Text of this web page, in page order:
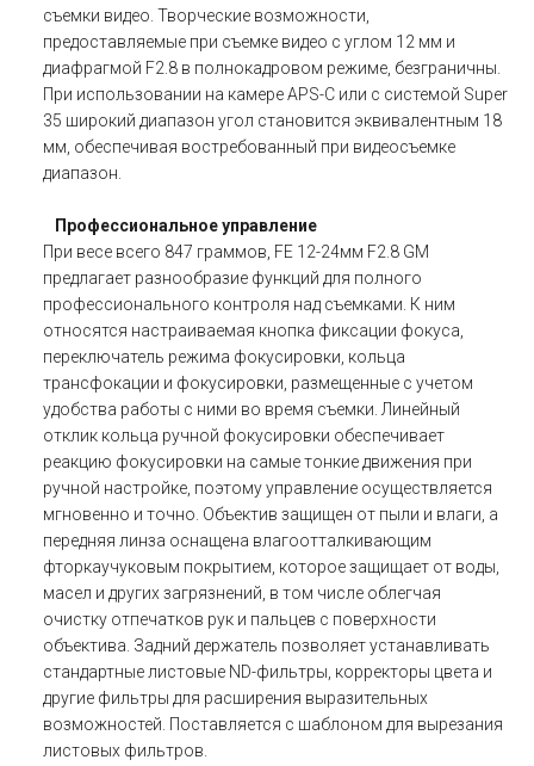
съемки видео. Творческие возможности,
предоставляемые при съемке видео с углом 12 мм и
диафрагмой F2.8 в полнокадровом режиме, безграничны.
При использовании на камере APS-C или с системой Super
35 широкий диапазон угол становится эквивалентным 18
мм, обеспечивая востребованный при видеосъемке
диапазон.
Профессиональное управление
При весе всего 847 граммов, FE 12-24мм F2.8 GM
предлагает разнообразие функций для полного
профессионального контроля над съемками. К ним
относятся настраиваемая кнопка фиксации фокуса,
переключатель режима фокусировки, кольца
трансфокации и фокусировки, размещенные с учетом
удобства работы с ними во время съемки. Линейный
отклик кольца ручной фокусировки обеспечивает
реакцию фокусировки на самые тонкие движения при
ручной настройке, поэтому управление осуществляется
мгновенно и точно. Объектив защищен от пыли и влаги, а
передняя линза оснащена влагоотталкивающим
фторкаучуковым покрытием, которое защищает от воды,
масел и других загрязнений, в том числе облегчая
очистку отпечатков рук и пальцев с поверхности
объектива. Задний держатель позволяет устанавливать
стандартные листовые ND-фильтры, корректоры цвета и
другие фильтры для расширения выразительных
возможностей. Поставляется с шаблоном для вырезания
листовых фильтров.